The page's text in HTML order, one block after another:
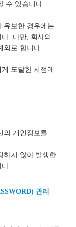
수 있습니다.
유보한 경우에는
. 다만, 회사의
외로 합니다.
도달한 시점에
의 개인정보를
하지 않아 발생한
다.
관리